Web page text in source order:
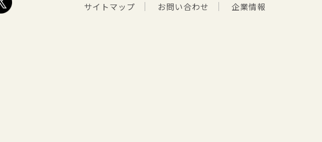
サイトマップ
お問い合わせ 企業情報